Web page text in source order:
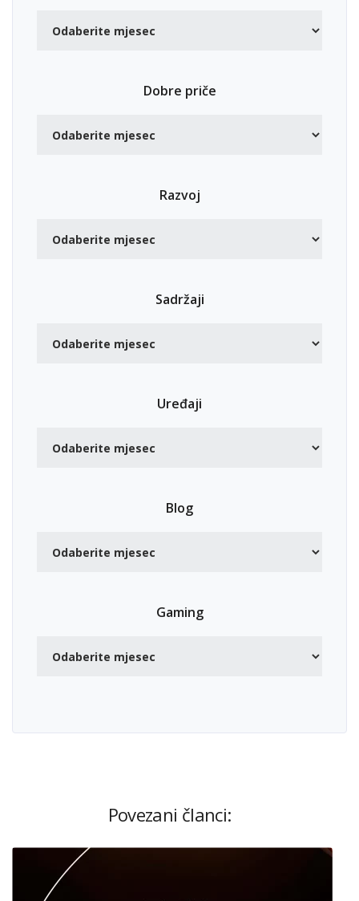
Dobre priče
Razvoj
Sadržaji
Uređaji
Blog
Gaming
Povezani članci: